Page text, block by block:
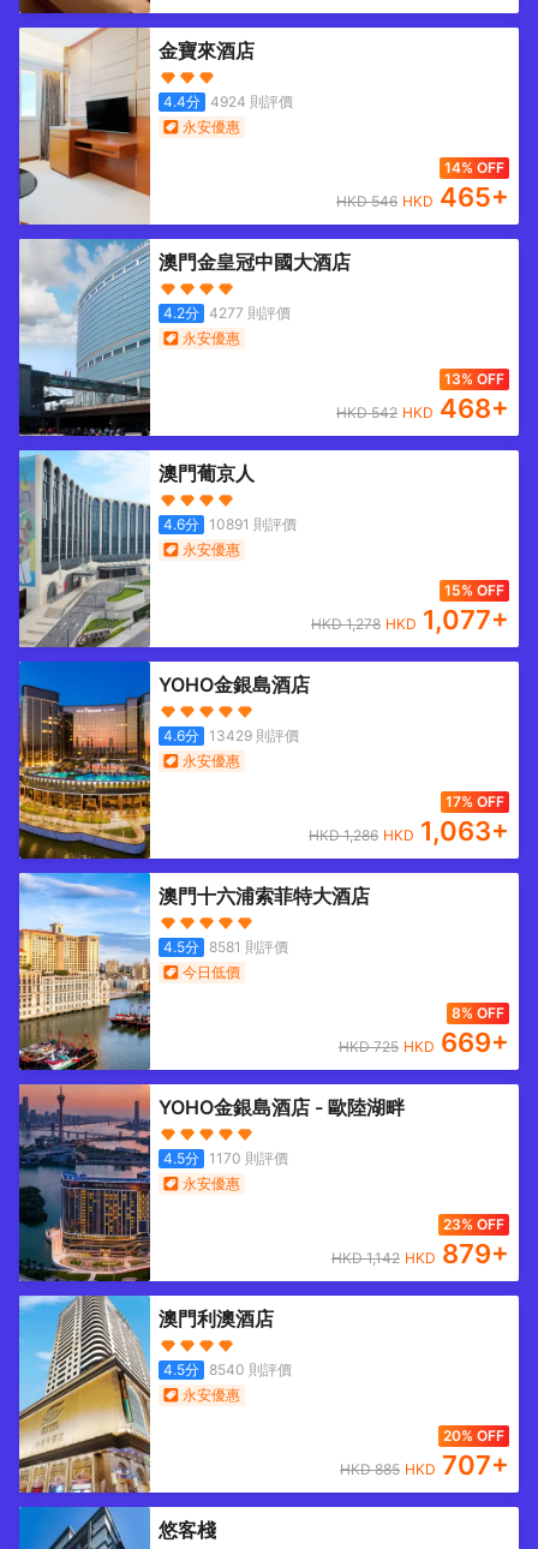
金寶來酒店
4.4分 4924 則評價
永安優惠
14% OFF
HKD546 HKD 465+
澳門金皇冠中國大酒店
4.2分 4277 則評價
永安優惠
13% OFF
HKD542 HKD 468+
澳門葡京人
4.6分 10891 則評價
永安優惠
15% OFF
HKD1,278 HKD 1,077+
YOHO金銀島酒店
4.6分 13429則評價
永安優惠
17% OFF
HKD1,286 HKD 1,063+
澳門十六浦索菲特大酒店
4.5分 8581 則評價
今日低價
8% OFF
HKD725 HKD 669+
YOHO金銀島酒店 - 歐陸湖畔
4.5分 1170 則評價
永安優惠
23% OFF
HKD1,142 HKD 879+
澳門利澳酒店
4.5分 8540 則評價
永安優惠
20% OFF
HKD885 HKD 707+
悠客棧